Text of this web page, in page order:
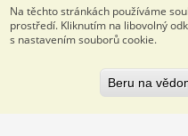
Na těchto stránkách používáme
prostředí. Kliknutím na libovolný
s nastavením souborů cookie.
Beru na